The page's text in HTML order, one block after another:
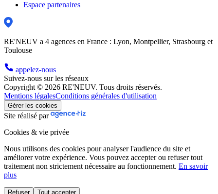
Espace partenaires
RE'NEUV a 4 agences en France : Lyon, Montpellier, Strasbourg et
Toulouse
appelez-nous
Suivez-nous sur les réseaux
Copyright © 2026 RE'NEUV. Tous droits réservés.
Mentions légalesConditions générales d'utilisation
Gérer les cookies
Site réalisé par
Cookies & vie privée
Nous utilisons des cookies pour analyser l'audience du site et
améliorer votre expérience. Vous pouvez accepter ou refuser tout
traitement non strictement nécessaire au fonctionnement. En savoir
plus
Refuser Tout accepter